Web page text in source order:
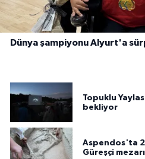
Dünya şampiyonu Alyurt'a
Topuklu
bekliyor
Aspendos'ta 2
Güreşçi